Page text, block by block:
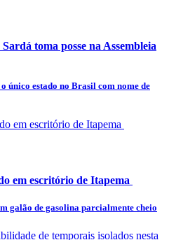
toma posse na Assembleia
único estado no Brasil com nome de
em escritório de Itapema
galão de gasolina parcialmente cheio